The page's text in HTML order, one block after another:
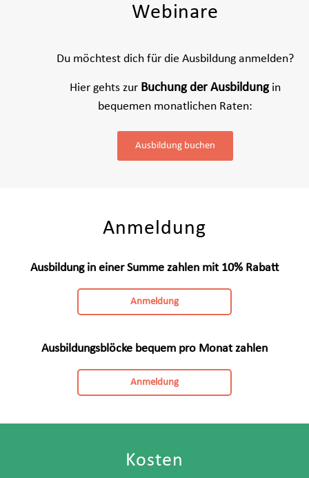
Webinare
Du möchtest dich für die Ausbildung anmelden?
Hier gehts zur Buchung der Ausbildung in
bequemen monatlichen Raten:
Ausbildung buchen
Anmeldung
Ausbildung in einer Summe zahlen mit 10% Rabatt
Anmeldung
Ausbildungsblöcke bequem pro Monat zahlen
Anmeldung
Kosten